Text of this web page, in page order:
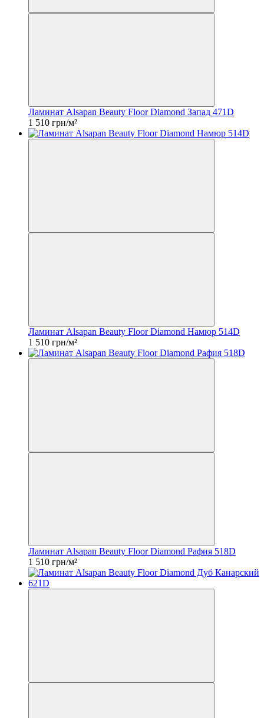
Ламинат Alsapan Beauty Floor Diamond Запад 471D
1 510 грн/м²
Ламинат Alsapan Beauty Floor Diamond Намюр 514D
1 510 грн/м²
Ламинат Alsapan Beauty Floor Diamond Рафия 518D
1 510 грн/м²